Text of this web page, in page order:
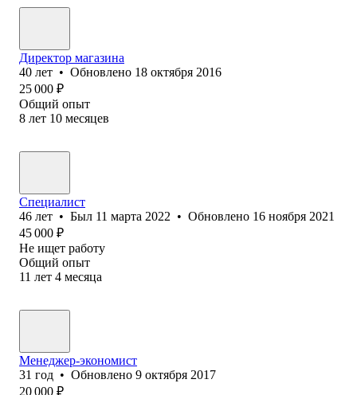
Директор магазина
40 лет • Обновлено 18 октября 2016
25 000 ₽
Общий опыт
8 лет 10 месяцев
Специалист
46 лет • Был 11 марта 2022 • Обновлено 16 ноября 2021
45 000 ₽
Не ищет работу
Общий опыт
11 лет 4 месяца
Менеджер-экономист
31 год • Обновлено 9 октября 2017
20 000 ₽